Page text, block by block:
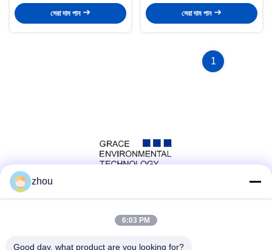
সেরা দাম পান সেরা দাম পান
1
zhou
6:03 PM
Good day, what product are you looking for?